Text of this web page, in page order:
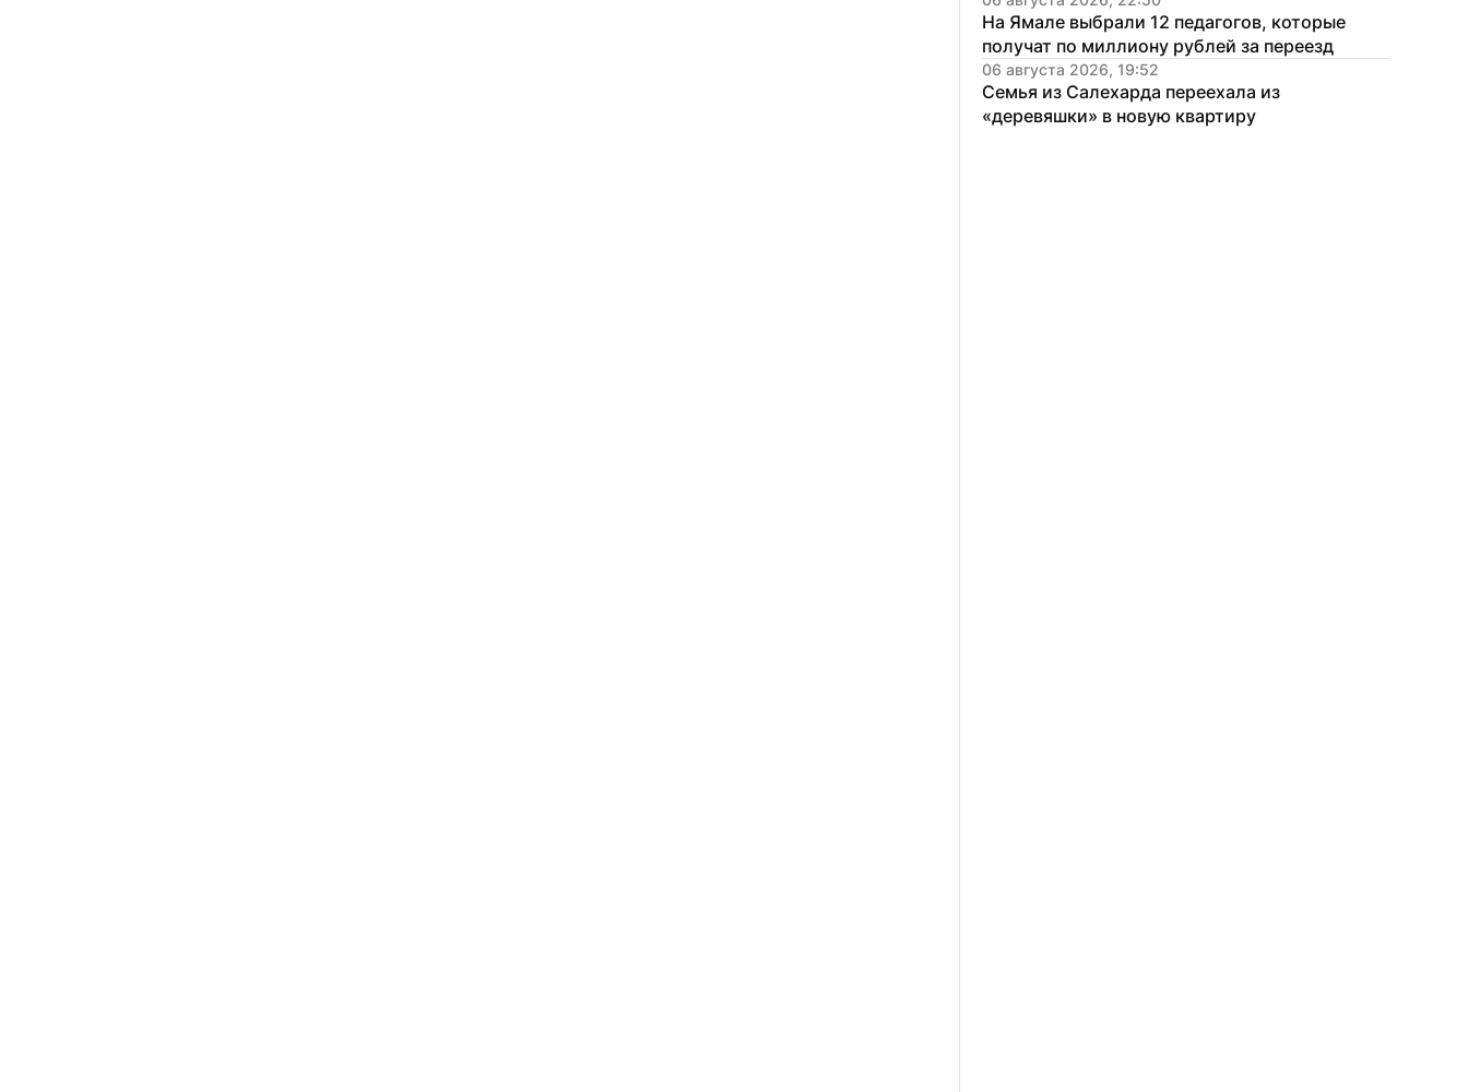
На Ямале выбрали 12 педагогов, которые
получат по миллиону рублей за переезд
06 августа 2026, 19:52
Семья из Салехарда переехала из
«деревяшки» в новую квартиру